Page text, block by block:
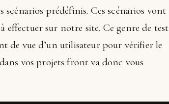
scénarios prédéfinis. Ces scénarios vont
effectuer sur notre site. Ce genre de test
de vue d’un utilisateur pour vérifier le
vos projets front va donc vous